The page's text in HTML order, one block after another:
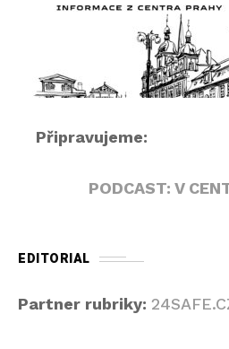
Připravujeme:
PODCAST: V
EDITORIAL
Partner rubriky: